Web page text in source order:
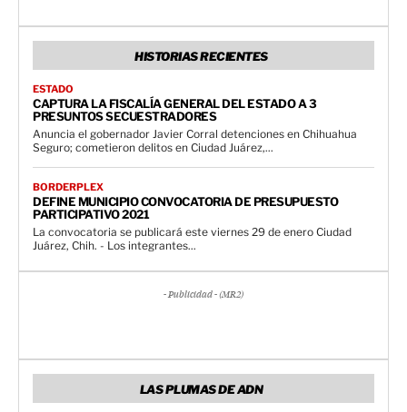
HISTORIAS RECIENTES
ESTADO
CAPTURA LA FISCALÍA GENERAL DEL ESTADO A 3
PRESUNTOS SECUESTRADORES
Anuncia el gobernador Javier Corral detenciones en Chihuahua
Seguro; cometieron delitos en Ciudad Juárez,...
BORDERPLEX
DEFINE MUNICIPIO CONVOCATORIA DE PRESUPUESTO
PARTICIPATIVO 2021
La convocatoria se publicará este viernes 29 de enero Ciudad
Juárez, Chih. - Los integrantes...
- Publicidad - (MR2)
LAS PLUMAS DE ADN